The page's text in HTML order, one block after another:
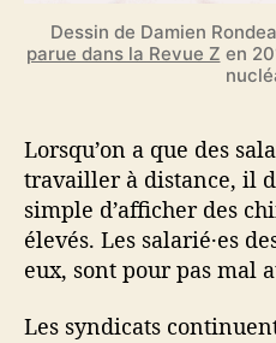
Dessin de Damien
parue dans la Revue Z en
Lorsqu’on a que des
travailler à distance, il
simple d’afficher des
élevés. Les salarié·es
eux, sont pour pas mal
Les syndicats